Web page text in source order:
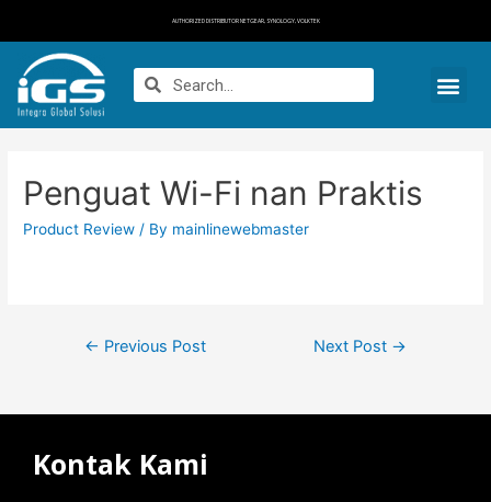
AUTHORIZED DISTRIBUTOR NETGEAR, SYNOLOGY, VOLKTEK
Penguat Wi-Fi nan Praktis
Product Review / By mainlinewebmaster
← Previous Post Next Post →
Kontak Kami